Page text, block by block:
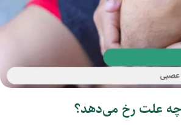
چه علت رخ می‌دهد؟